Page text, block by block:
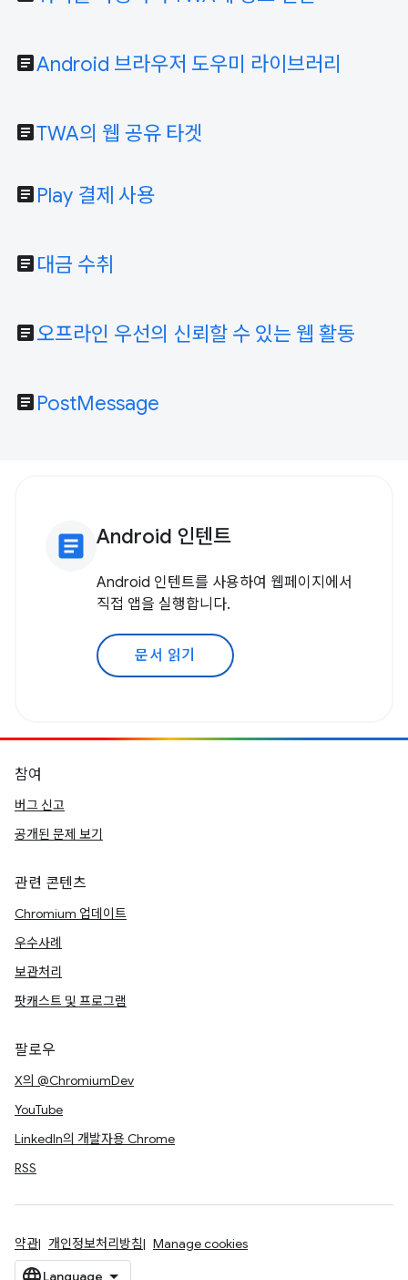
articleAndroid 브라우저 도우미 라이브러리
articleTWA의 웹 공유 타겟
article Play 결제 사용
article 대금 수취
article오프라인 우선의 신뢰할 수 있는 웹 활동
article PostMessage
article Android 인텐트
Android 인텐트를 사용하여 웹페이지에서
직접 앱을 실행합니다.
문서 읽기
참여
버그 신고
공개된 문제 보기
관련 콘텐츠
Chromium 업데이트
우수사례
보관처리
팟캐스트 및 프로그램
팔로우
X의 @ChromiumDev
YouTube
LinkedIn의 개발자용 Chrome
RSS
약관 개인정보처리방침 Manage cookies